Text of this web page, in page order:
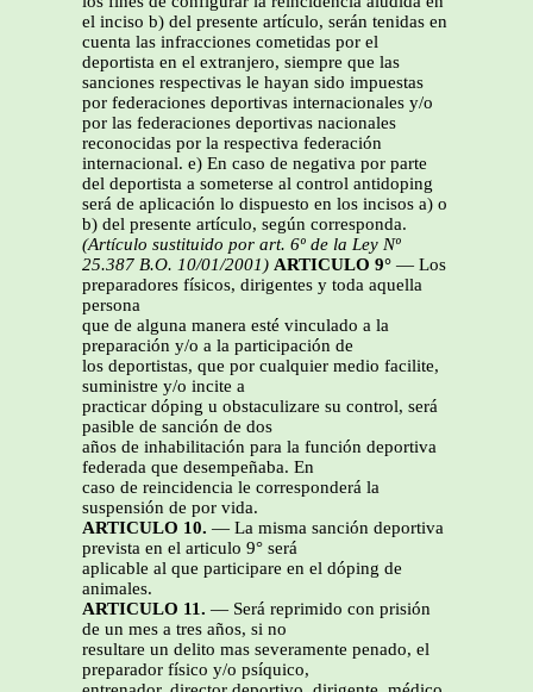
el inciso b) del presente artículo, serán tenidas en
cuenta las infracciones cometidas por el
deportista en el extranjero, siempre que las
sanciones respectivas le hayan sido impuestas
por federaciones deportivas internacionales y/o
por las federaciones deportivas nacionales
reconocidas por la respectiva federación
internacional. e) En caso de negativa por parte
del deportista a someterse al control antidoping
será de aplicación lo dispuesto en los incisos a) o
b) del presente artículo, según corresponda.
(Artículo sustituido por art. 6º de la Ley Nº
25.387 B.O. 10/01/2001) ARTICULO 9° — Los
preparadores físicos, dirigentes y toda aquella
persona
que de alguna manera esté vinculado a la
preparación y/o a la participación de
los deportistas, que por cualquier medio facilite,
suministre y/o incite a
practicar dóping u obstaculizare su control, será
pasible de sanción de dos
años de inhabilitación para la función deportiva
federada que desempeñaba. En
caso de reincidencia le corresponderá la
suspensión de por vida.
ARTICULO 10. — La misma sanción deportiva
prevista en el articulo 9° será
aplicable al que participare en el dóping de
animales.
ARTICULO 11. — Será reprimido con prisión
de un mes a tres años, si no
resultare un delito mas severamente penado, el
preparador físico y/o psíquico,